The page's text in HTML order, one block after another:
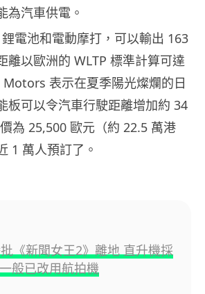
為汽車供電。
電池和電動摩打，可以輸出 163
離以歐洲的 WLTP 標準計算可達
表示在夏季陽光燦爛的日
板可以令汽車行駛距離增加約 34
為 25,500 歐元（約 22.5 萬港
1 萬人預訂了。
《新聞女王2》離地 直升機採
般已改用航拍機